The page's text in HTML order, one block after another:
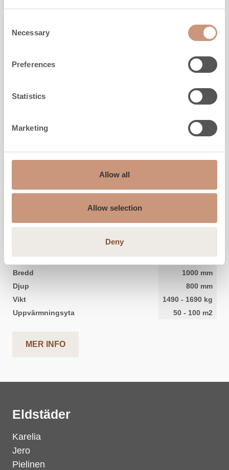
Selection
Necessary
Preferences
Statistics
Marketing
Allow all
Allow selection
Deny
MER INFO
Kaila V1
Höjd 210-2100mm
Bredd
1000 mm
Djup
800 mm
Vikt
1490 - 1690 kg
Uppvärmningsyta
50 - 100 m2
MER INFO
Eldstäder
Karelia
Jero
Pielinen